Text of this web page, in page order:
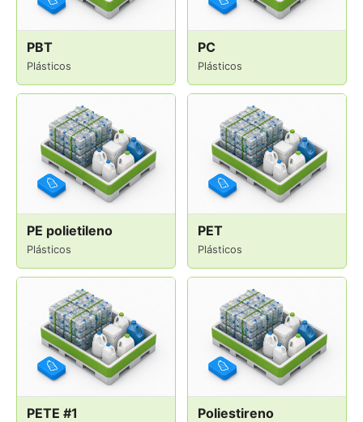
PBT
Plásticos
PC
Plásticos
PE polietileno
Plásticos
PET
Plásticos
PETE #1 Poliestireno